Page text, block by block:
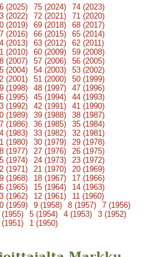
(2025) 75 (2024)
74 (2023)
(2022)
72 (2021)
71 (2020)
(2019)
69 (2018)
68 (2017)
(2016)
66 (2015)
65 (2014)
(2013)
63 (2012)
62 (2011)
(2010)
60 (2009)
59 (2008)
(2007)
57 (2006)
56 (2005)
(2004)
54 (2003)
53 (2002)
(2001)
51 (2000)
50 (1999)
(1998)
48 (1997)
47 (1996)
(1995)
45 (1994)
44 (1993)
(1992)
42 (1991)
41 (1990)
(1989)
39 (1988)
38 (1987)
(1986)
36 (1985)
35 (1984)
(1983)
33 (1982)
32 (1981)
(1980)
30 (1979)
29 (1978)
(1977)
27 (1976)
26 (1975)
(1974)
24 (1973)
23 (1972)
(1971)
21 (1970)
20 (1969)
(1968)
18 (1967)
17 (1966)
(1965)
15 (1964)
14 (1963)
(1962)
12 (1961)
11 (1960)
(1959)
9 (1958) 8 (1957)
7 (1956)
(1955)
5 (1954) 4 (1953)
3 (1952)
(1951)
1 (1950)